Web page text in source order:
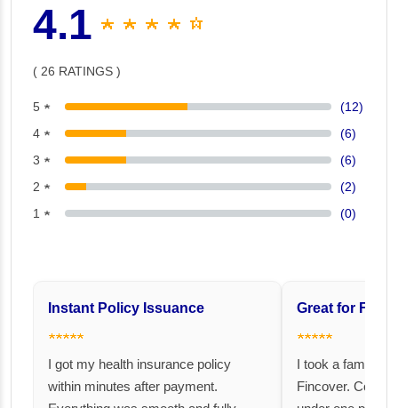
4.1 ★ ★ ★ ★ ☆
( 26 RATINGS )
5 ★
(12)
4 ★
(6)
3 ★
(6)
2 ★
(2)
1 ★
(0)
Instant Policy Issuance
★★★★★
I got my health insurance policy
within minutes after payment.
Great for
★★★★★
I took a family
Fincover.